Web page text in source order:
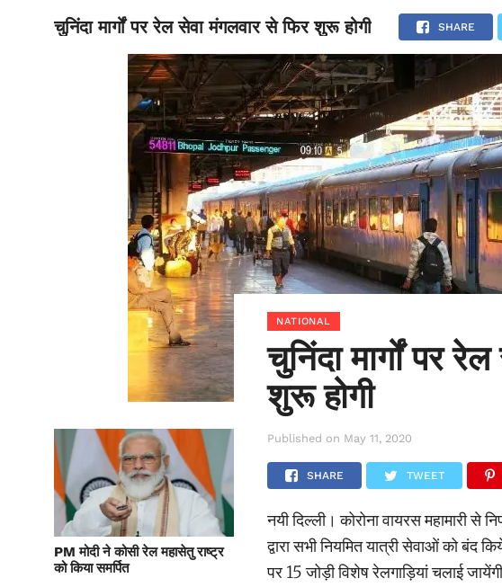
BIHAR NATIONAL
चुनिंदा मार्गों पर रेल सेवा मंगलवार से फिर शुरू होगी SHARE
PM मोदी ने कोसी रेल महासेतु राष्ट्र
को किया समर्पित
NATIONAL
चुनिंदा मार्गों पर
शुरू होगी
Published on May 11, 2020
SHARE TWEET
नयी दिल्ली। कोरोना वायरस महामारी
द्वारा सभी नियमित यात्री सेवाओं को बंद
पर 15 जोड़ी विशेष रेलगाड़ियां चलाई